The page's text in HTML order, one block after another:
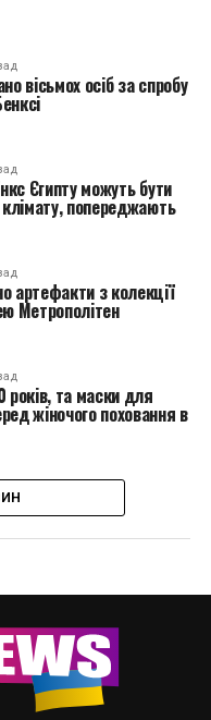
вісьмох осіб за спробу
Єгипту можуть бути
клімату, попереджають
артефакти з колекції
Метрополітен
та маски для
жіночого поховання в